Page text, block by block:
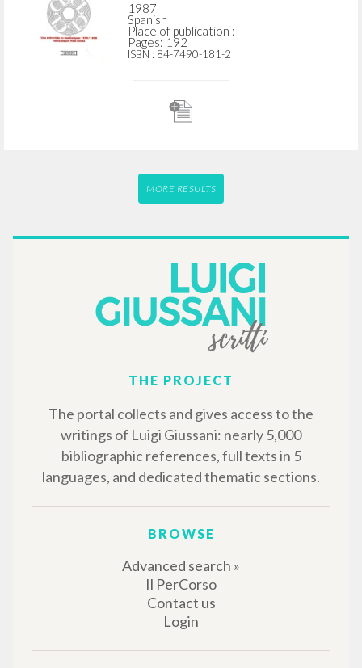
1987
Spanish
Place of publication :
Pages: 192
ISBN : 84-7490-181-2
MORE RESULTS
THE PROJECT
The portal collects and gives access to the
writings of Luigi Giussani: nearly 5,000
bibliographic references, full texts in 5
languages, and dedicated thematic sections.
BROWSE
Advanced search »
Il PerCorso
Contact us
Login